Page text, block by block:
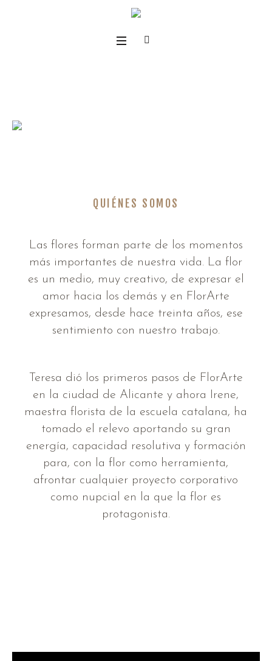
QUIÉNES SOMOS
Las flores forman parte de los momentos
más importantes de nuestra vida. La flor
es un medio, muy creativo, de expresar el
amor hacia los demás y en FlorArte
expresamos, desde hace treinta años, ese
sentimiento con nuestro trabajo.
Teresa dió los primeros pasos de FlorArte
en la ciudad de Alicante y ahora Irene,
maestra florista de la escuela catalana, ha
tomado el relevo aportando su gran
energía, capacidad resolutiva y formación
para, con la flor como herramienta,
afrontar cualquier proyecto corporativo
como nupcial en la que la flor es
protagonista.